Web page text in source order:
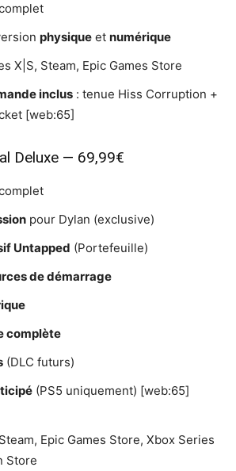
physique et numérique
X|S, Steam, Epic Games Store
inclus : tenue Hiss Corruption +
[web:65]
Deluxe — 69,99€
pour Dylan (exclusive)
Untapped (Portefeuille)
de démarrage
complète
(DLC futurs)
(PS5 uniquement) [web:65]
Epic Games Store, Xbox Series
Store